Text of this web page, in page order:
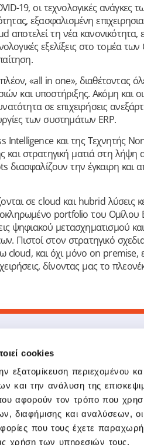
cookies
εξατομίκευση περιεχομένου
και την ανάλυση της
αφορούν τον τρόπο που
διαφήμισης και αναλύσεων, οι
που τους έχετε
χρήση των υπηρεσιών τους.
19, οι τεχνολογικές ανάγκες
εξασφαλισμένη
αποτελεί τη νέα
εξελίξεις στο τομέα
«all in one», διαθέτοντας
και υποστήριξης. Ακόμη και οι
σε επιχειρήσεις
των συστημάτων ERP.
Intelligence και της Τεχνητής
και στρατηγική ματιά στη λήψη
διασφαλίζουν την έγκαιρη και
σε cloud και hubrid
portfolio του Ομίλου
ψηφιακού μετασχηματισμού
Πιστοί στον στρατηγικό
cloud, και όχι μόνο on
δίνοντας μας το
Epsilon Smart
Pylon ERP Hybrid
Epsilon Smart Ergani
Epsilon Pay
Tax System 5